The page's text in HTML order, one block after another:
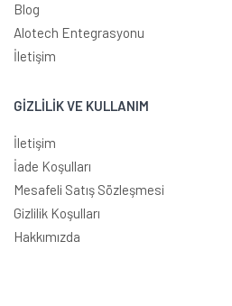
Blog
Alotech Entegrasyonu
İletişim
GİZLİLİK VE KULLANIM
İletişim
İade Koşulları
Mesafeli Satış Sözleşmesi
Gizlilik Koşulları
Hakkımızda